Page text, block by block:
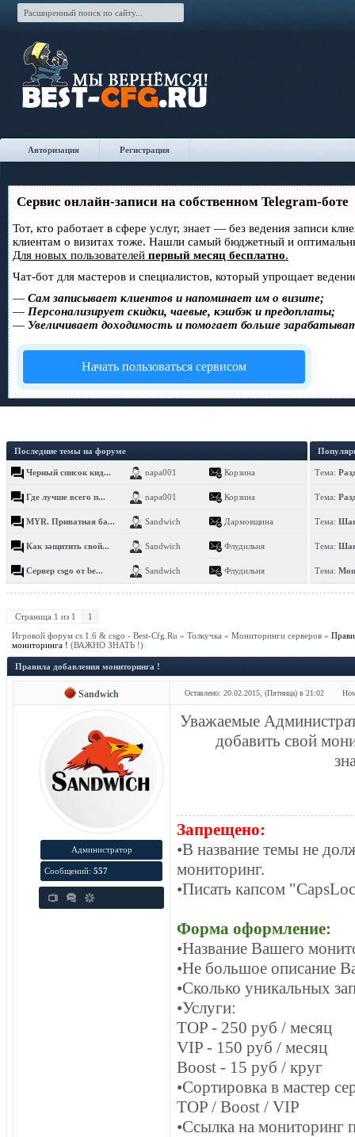
Авторизация Регистрация
Сервис онлайн-записи на собственном Telegram-боте
Тот, кто работает в сфере услуг, знает — без ведения записи
клиентам о визитах тоже. Нашли самый бюджетный и
Для новых пользователей первый месяц бесплатно.
Чат-бот для мастеров и специалистов, который упрощает
— Сам записывает клиентов и напоминает им о визите;
— Персонализирует скидки, чаевые, кэшбэк и предоплаты;
— Увеличивает доходимость и помогает больше
Начать пользоваться сервисом
Последние темы на форуме
Черный список кид... napa001 Корзина
Где лучше всего п... napa001 Корзина
MYR. Приватная ба... Sandwich Дармовщина
Как защитить свой... Sandwich Флудильня
Сервер csgo от be... Sandwich Флудильня
Тема:
Тема:
Тема:
Тема:
Тема:
Страница 1 из 1
1
Игровой форум cs 1.6 & csgo - Best-Cfg.Ru » Толкучка » Мониторинги серверов »
мониторинга ! (ВАЖНО ЗНАТЬ !)
Правила добавления мониторинга !
Sandwich Оставлено: 20.02.2015, (Пятница) в 21:02
Администратор
Сообщений: 557
Уважаемые
добавить свой
Запрещено:
•В название темы не
мониторинг.
•Писать капсом
Форма оформление:
•Название Вашего
•Не большое описание
•Сколько уникальных
•Услуги:
TOP - 250 руб / месяц
VIP - 150 руб / месяц
Boost - 15 руб / круг
•Сортировка в мастер
TOP / Boost / VIP
•Ссылка на мониторинг